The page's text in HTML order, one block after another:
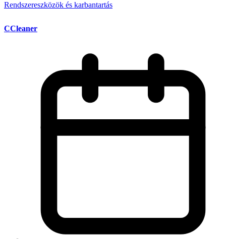
Rendszereszközök és karbantartás
CCleaner